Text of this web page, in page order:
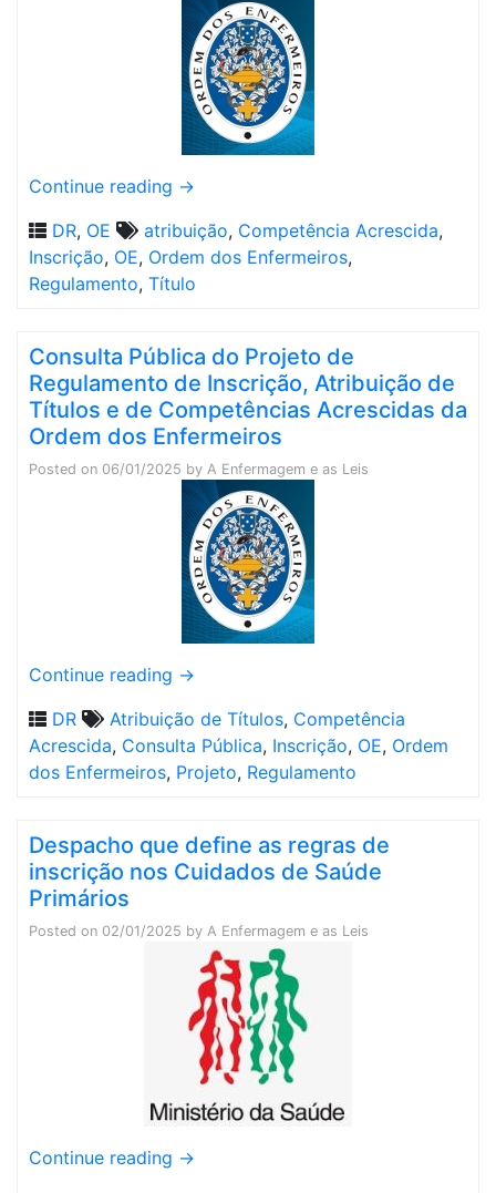
Continue reading →
DR, OE atribuição, Competência Acrescida,
Inscrição, OE, Ordem dos Enfermeiros,
Regulamento, Título
Consulta Pública do Projeto de
Regulamento de Inscrição, Atribuição de
Títulos e de Competências Acrescidas da
Ordem dos Enfermeiros
Posted on 06/01/2025 by A Enfermagem e as Leis
Continue reading →
DR
Atribuição de Títulos, Competência
Acrescida, Consulta Pública, Inscrição, OE, Ordem
dos Enfermeiros, Projeto, Regulamento
Despacho que define as regras de
inscrição nos Cuidados de Saúde
Primários
Posted on 02/01/2025 by A Enfermagem e as Leis
Continue reading →